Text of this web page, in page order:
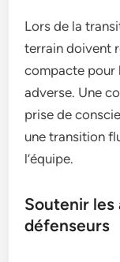
Lors de la
terrain doivent
compacte pour
adverse. Une
prise de
une transition
l’équipe.
Soutenir
défenseurs